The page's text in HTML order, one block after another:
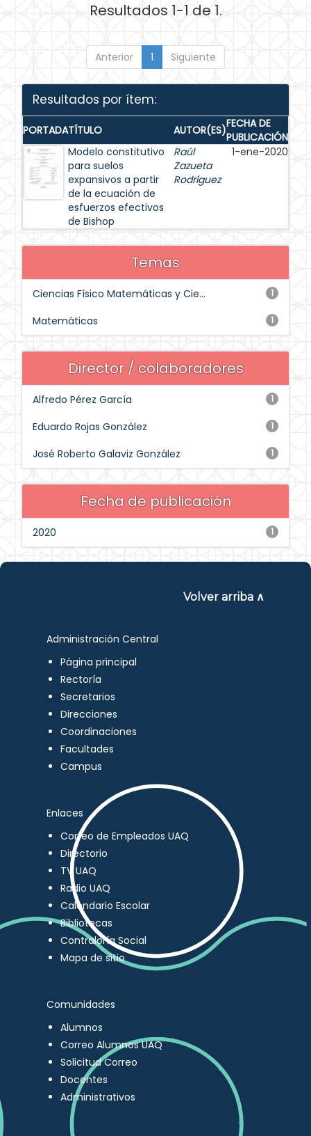
Resultados 1-1 de 1.
Anterior 1 Siguiente
Resultados por ítem:
PORTADATÍTULO AUTOR(ES)FECHA DE
PUBLICACIÓN
Modelo constitutivo
para suelos
expansivos a partir
de la ecuación de
esfuerzos efectivos
de Bishop
Raúl
Zazueta
Rodríguez
1-ene-2020
Temas
1
Ciencias Físico Matemáticas y Cie...
1
Matemáticas
Director / colaboradores
1
Alfredo Pérez García
1
Eduardo Rojas González
1
José Roberto Galaviz González
Fecha de publicación
1
2020
Volver arriba ∧
Administración Central
Página principal
Rectoría
Secretarios
Direcciones
Coordinaciones
Facultades
Campus
Enlaces
Correo de Empleados UAQ
Directorio
TV UAQ
Radio UAQ
Calendario Escolar
Bibliotecas
Contraloría Social
Mapa de sitio
Comunidades
Alumnos
Correo Alumnos UAQ
Solicitud Correo
Docentes
Administrativos